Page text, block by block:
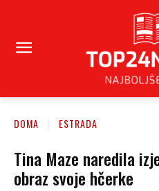
DOMA ESTRADA
Tina Maze naredila
obraz svoje hčerke